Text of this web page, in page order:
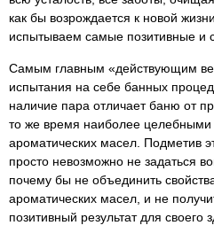
как бы возрождается к новой
испытываем самые позитивные и
Самым главным «действующим
испытания на себе банных
наличие пара отличает баню от
то же время наиболее целебными
ароматических масел. Подметив
просто невозможно не задаться
почему бы не объединить
ароматических масел, и не
позитивный результат для своего